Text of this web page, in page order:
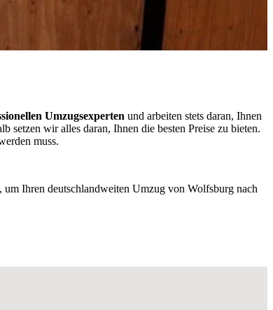
Umzugsexperten und arbeiten stets daran, Ihnen
wir alles daran, Ihnen die besten Preise zu bieten.
muss.
, um Ihren deutschlandweiten Umzug von Wolfsburg nach